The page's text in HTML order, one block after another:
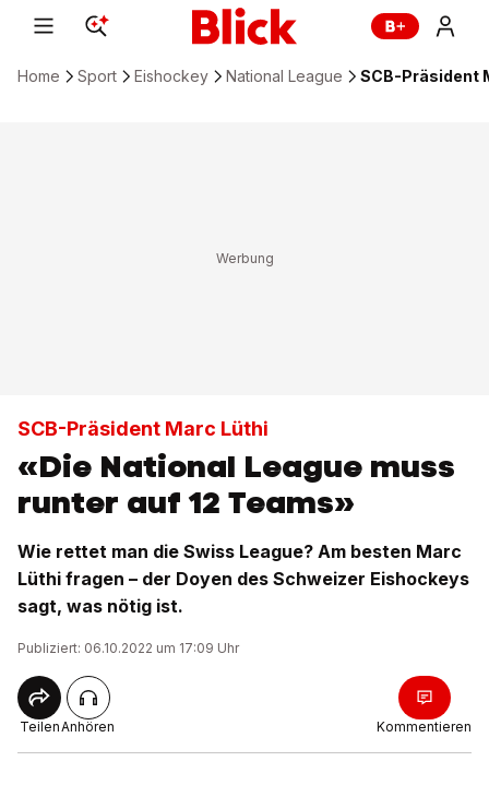
Home Sport Eishockey National League SCB-Präsident
SCB-Präsident Marc Lüthi
«Die National League muss
runter auf 12 Teams»
Wie rettet man die Swiss League? Am besten Marc
Lüthi fragen – der Doyen des Schweizer Eishockeys
sagt, was nötig ist.
Publiziert: 06.10.2022 um 17:09 Uhr
TeilenAnhören Kommentieren